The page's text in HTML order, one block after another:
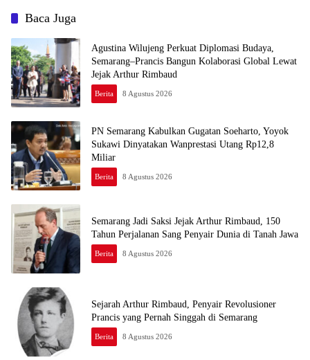
Baca Juga
Agustina Wilujeng Perkuat Diplomasi Budaya,
Semarang–Prancis Bangun Kolaborasi Global Lewat
Jejak Arthur Rimbaud
Berita 8 Agustus 2026
PN Semarang Kabulkan Gugatan Soeharto, Yoyok
Sukawi Dinyatakan Wanprestasi Utang Rp12,8
Miliar
Berita 8 Agustus 2026
Semarang Jadi Saksi Jejak Arthur Rimbaud, 150
Tahun Perjalanan Sang Penyair Dunia di Tanah Jawa
Berita 8 Agustus 2026
Sejarah Arthur Rimbaud, Penyair Revolusioner
Prancis yang Pernah Singgah di Semarang
Berita 8 Agustus 2026